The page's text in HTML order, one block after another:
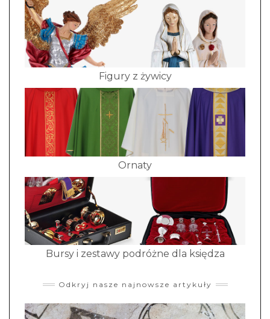
Figury z żywicy
Ornaty
Bursy i zestawy podróżne dla księdza
Odkryj nasze najnowsze artykuły